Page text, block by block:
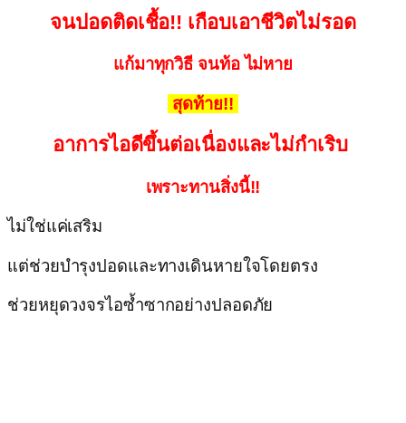
จนปอดติดเชื้อ!! เกือบเอาชีวิตไม่รอด
แก้มาทุกวิธี จนท้อ ไม่หาย
สุดท้าย!!
อาการไอดีขึ้นต่อเนื่องและไม่กำเริบ
เพราะทานสิ่งนี้!!
ไม่ใช่แค่เสริม
แต่ช่วยบำรุงปอดและทางเดินหายใจโดยตรง
ช่วยหยุดวงจรไอซ้ำซากอย่างปลอดภัย